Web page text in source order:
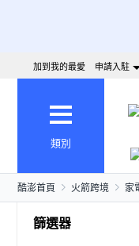
加到我的最愛 申請入駐
類別
酷澎首頁 火箭跨境 家
篩選器